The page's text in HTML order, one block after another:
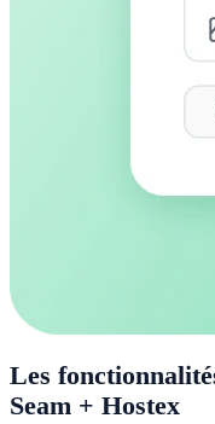
Les
Seam + Hostex